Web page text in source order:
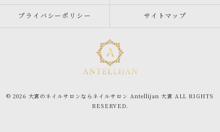
プライバシーポリシー サイトマップ
© 2026 大宮のネイルサロンならネイルサロン Antellijan 大宮 ALL RIGHTS
RESERVED.